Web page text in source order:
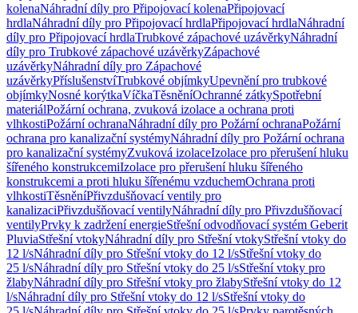
kolenaNáhradní díly pro Připojovací kolenaPřipojovací
hrdlaNáhradní díly pro Připojovací hrdlaPřipojovací hrdlaNáhradní
díly pro Připojovací hrdlaTrubkové zápachové uzávěrkyNáhradní
díly pro Trubkové zápachové uzávěrkyZápachové
uzávěrkyNáhradní díly pro Zápachové
uzávěrkyPříslušenstvíTrubkové objímkyUpevnění pro trubkové
objímkyNosné korýtkaVíčkaTěsněníOchranné zátkySpotřební
materiálPožární ochrana, zvuková izolace a ochrana proti
vlhkostiPožární ochranaNáhradní díly pro Požární ochranaPožární
ochrana pro kanalizační systémyNáhradní díly pro Požární ochrana
pro kanalizační systémyZvuková izolaceIzolace pro přerušení hluku
šířeného konstrukcemiIzolace pro přerušení hluku šířeného
konstrukcemi a proti hluku šířenému vzduchemOchrana proti
vlhkostiTěsněníPřivzdušňovací ventily pro
kanalizaciPřivzdušňovací ventilyNáhradní díly pro Přivzdušňovací
ventilyPrvky k zadržení energieStřešní odvodňovací systém Geberit
PluviaStřešní vtokyNáhradní díly pro Střešní vtokyStřešní vtoky do
12 l/sNáhradní díly pro Střešní vtoky do 12 l/sStřešní vtoky do
25 l/sNáhradní díly pro Střešní vtoky do 25 l/sStřešní vtoky pro
žlabyNáhradní díly pro Střešní vtoky pro žlabyStřešní vtoky do 12
l/sNáhradní díly pro Střešní vtoky do 12 l/sStřešní vtoky do